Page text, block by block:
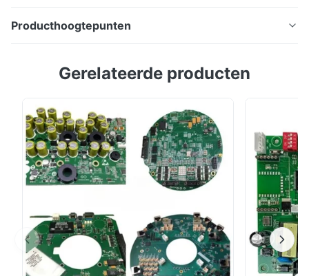
Producthoogtepunten
PCBA Manufacturing Turnkey diensten
PCBA(Verzameling van printplaten) (1)Hoge
precisie:Robots in het PCBA - proces, net als in pick -
and - place - machines, kunnen kleine elektronische
onderdelen nauwkeurig ...
Gerelateerde producten